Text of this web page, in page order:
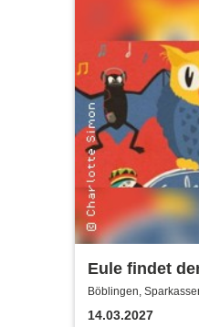
Eule findet
Böblingen,
14.03.2027